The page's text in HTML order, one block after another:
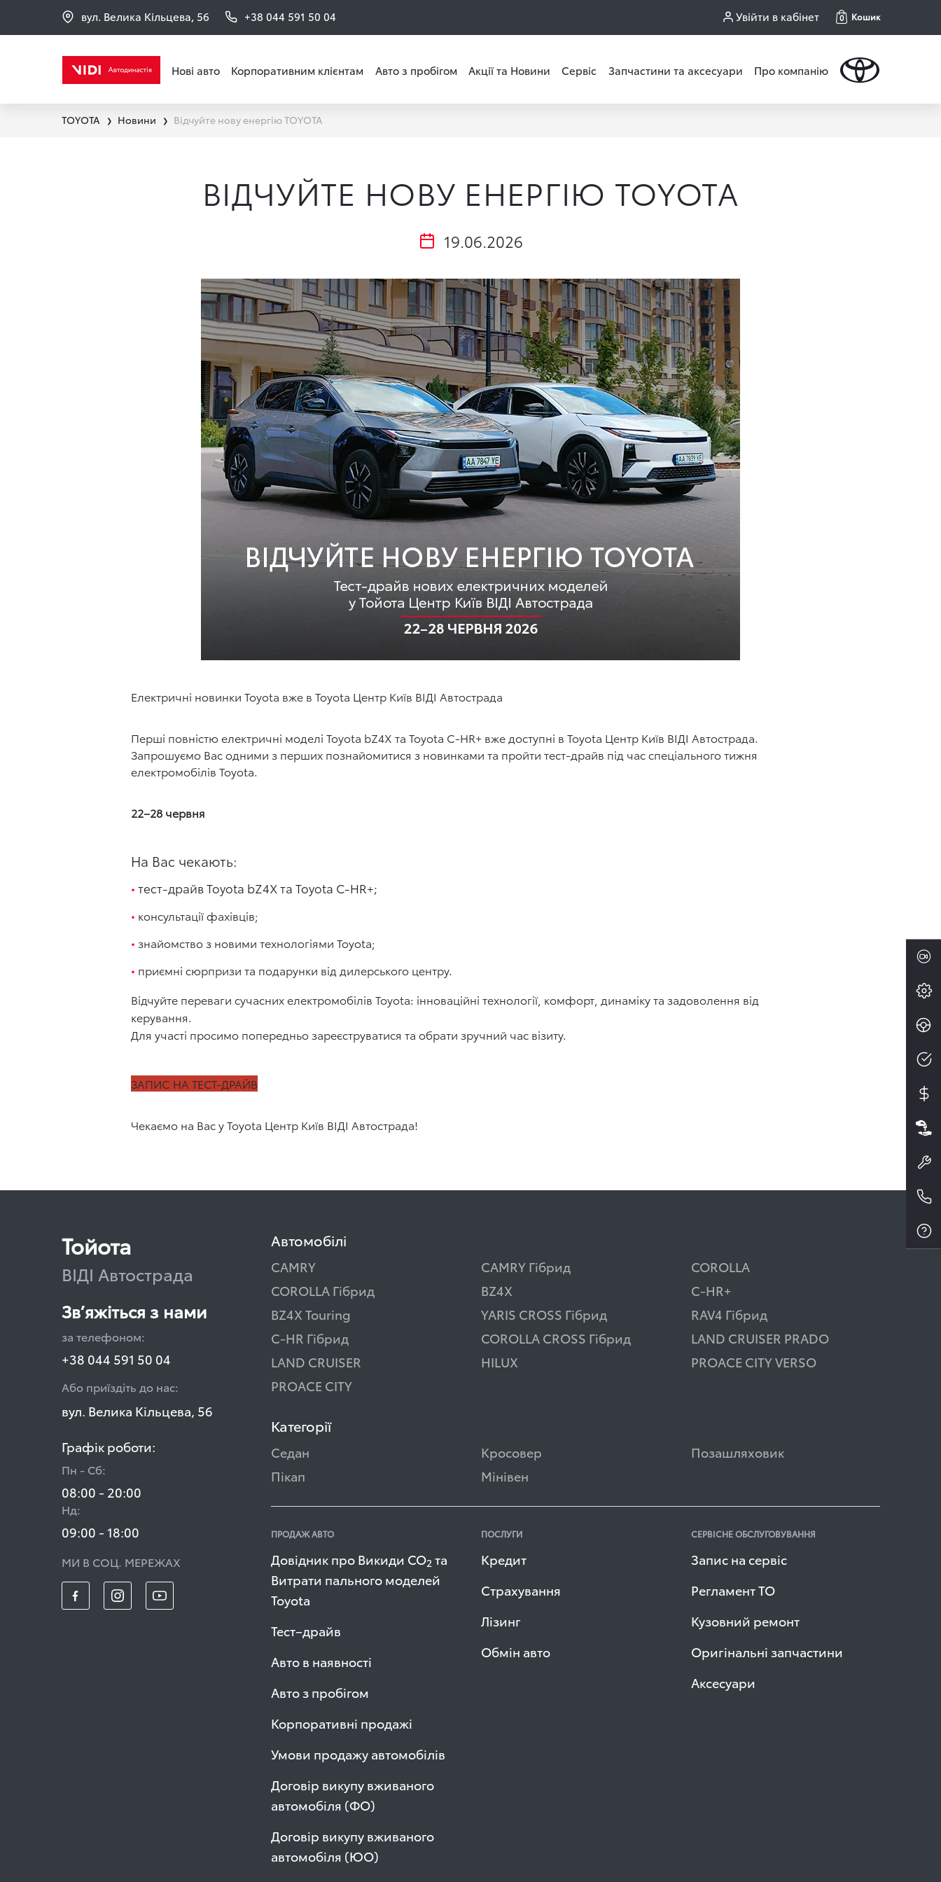
вул. Велика Кільцева, 56 +38 044 591 50 04 Увійти в кабінет 0 Кошик
Нові авто Корпоративним клієнтам Авто з пробігом Акції та Новини Сервіс Запчастини та аксесуари Про компанію
TOYOTA ❯ Новини ❯ Відчуйте нову енергію TOYOTA
ВІДЧУЙТЕ НОВУ ЕНЕРГІЮ TOYOTA
19.06.2026
Електричні новинки Toyota вже в Toyota Центр Київ ВІДІ Автострада
Перші повністю електричні моделі Toyota bZ4X та Toyota C-HR+ вже доступні в Toyota Центр Київ ВІДІ Автострада.
Запрошуємо Вас одними з перших познайомитися з новинками та пройти тест-драйв під час спеціального тижня
електромобілів Toyota.
22–28 червня
На Вас чекають:
тест-драйв Toyota bZ4X та Toyota C-HR+;
консультації фахівців;
знайомство з новими технологіями Toyota;
приємні сюрпризи та подарунки від дилерського центру.
Відчуйте переваги сучасних електромобілів Toyota: інноваційні технології, комфорт, динаміку та задоволення від
керування.
Для участі просимо попередньо зареєструватися та обрати зручний час візиту.
ЗАПИС НА ТЕСТ-ДРАЙВ
Чекаємо на Вас у Toyota Центр Київ ВІДІ Автострада!
Тойота
ВІДІ Автострада
Зв’яжіться з нами
за телефоном:
+38 044 591 50 04
Або приїздіть до нас:
вул. Велика Кільцева, 56
Графік роботи:
Пн - Сб:
08:00 - 20:00
Нд:
09:00 - 18:00
МИ В СОЦ. МЕРЕЖАХ
Автомобілі
CAMRY CAMRY Гібрид
COROLLA
COROLLA Гібрид
BZ4X
C-HR+
BZ4X Touring
YARIS CROSS Гібрид
RAV4 Гібрид
C-HR Гібрид
COROLLA CROSS Гібрид
LAND CRUISER PRADO
LAND CRUISER
HILUX
PROACE CITY VERSO
PROACE CITY
Категорії
Седан Кросовер
Позашляховик
Пікап
Мінівен
ПРОДАЖ АВТО
Довідник про Викиди СО2 та
Витрати пального моделей
Toyota
Тест–драйв
Авто в наявності
Авто з пробігом
Корпоративні продажі
Умови продажу автомобілів
Договір викупу вживаного
автомобіля (ФО)
Договір викупу вживаного
автомобіля (ЮО)
ПОСЛУГИ
Кредит
Страхування
Лізинг
Обмін авто
СЕРВІСНЕ ОБСЛУГОВУВАННЯ
Запис на сервіс
Регламент ТО
Кузовний ремонт
Оригінальні запчастини
Аксесуари